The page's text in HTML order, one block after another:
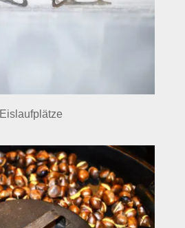
Eislaufplätze